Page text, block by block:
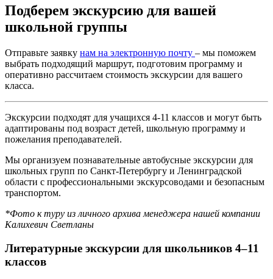
Подберем экскурсию для вашей
школьной группы
Отправьте заявку нам на электронную почту – мы поможем
выбрать подходящий маршрут, подготовим программу и
оперативно рассчитаем стоимость экскурсии для вашего
класса.
Экскурсии подходят для учащихся 4-11 классов и могут быть
адаптированы под возраст детей, школьную программу и
пожелания преподавателей.
Мы организуем познавательные автобусные экскурсии для
школьных групп по Санкт-Петербургу и Ленинградской
области с профессиональными экскурсоводами и безопасным
транспортом.
*Фото к туру из личного архива менеджера нашей компании
Калихевич Светланы
Литературные экскурсии для школьников 4–11
классов